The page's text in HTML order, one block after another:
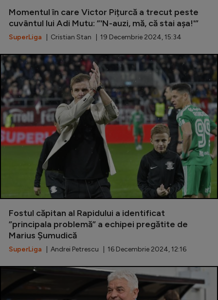
Momentul în care Victor Pițurcă a trecut peste
cuvântul lui Adi Mutu: ”'N-auzi, mă, că stai așa!'”
SuperLiga | Cristian Stan | 19 Decembrie 2024, 15:34
Fostul căpitan al Rapidului a identificat
”principala problemă” a echipei pregătite de
Marius Șumudică
SuperLiga | Andrei Petrescu | 16 Decembrie 2024, 12:16